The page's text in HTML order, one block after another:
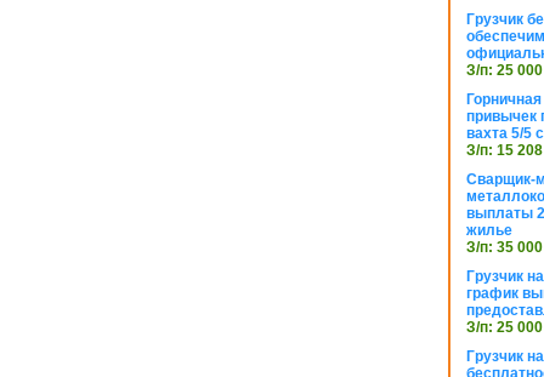
Грузчик
З/п: 25 000
привычек
вахта 5/5
З/п: 15
Сварщик-
выплаты
жилье
З/п: 35
Грузчик
график
З/п: 25 000
Грузчик